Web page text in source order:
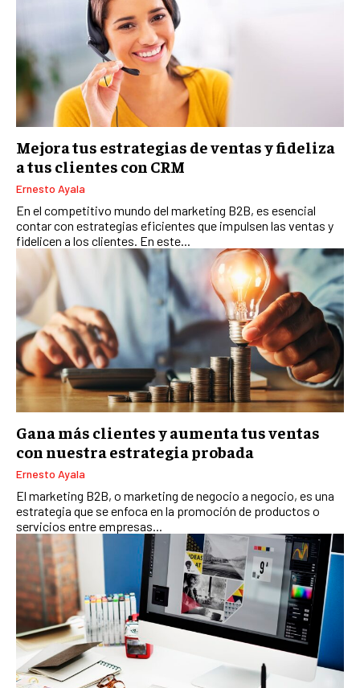
Mejora tus estrategias de ventas y fideliza
a tus clientes con CRM
Ernesto Ayala
En el competitivo mundo del marketing B2B, es esencial
contar con estrategias eficientes que impulsen las ventas y
fidelicen a los clientes. En este...
Gana más clientes y aumenta tus ventas
con nuestra estrategia probada
Ernesto Ayala
El marketing B2B, o marketing de negocio a negocio, es una
estrategia que se enfoca en la promoción de productos o
servicios entre empresas...